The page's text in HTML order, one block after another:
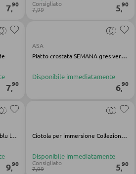
ante scorrevoli
ante a battente
e da trucco
7,90 Consigliato
7,99 5,90
7,90
ASA
Piatto crostata SEMANA gres verde lucido
Disponibile immediatamente
6,90
Ciotola seppia SEMANA gres blu lucido
9,90
Ciotola per immersione Collezione Natura Gres Pietra
Disponibile immediatamente
Consigliato
7,99 5,90